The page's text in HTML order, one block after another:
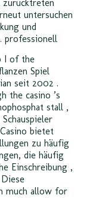
untersuchen
und
professionell
I of the
Spiel
seit 2002 .
the casino ’s
stall ,
bietet
zu häufig
die häufig
Einschreibung ,
much allow for